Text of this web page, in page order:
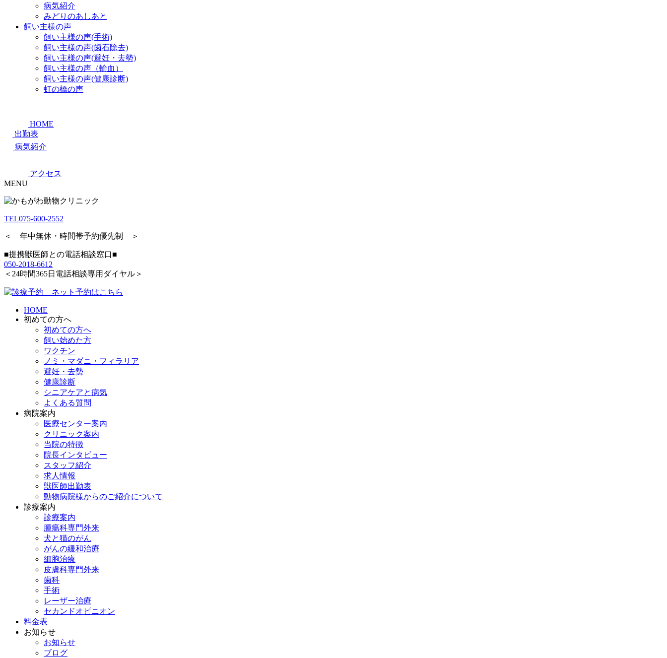
病気紹介
みどりのあしあと
飼い主様の声
飼い主様の声(手術)
飼い主様の声(歯石除去)
飼い主様の声(避妊・去勢)
飼い主様の声（輸血）
飼い主様の声(健康診断)
虹の橋の声
HOME
出勤表
病気紹介
アクセス
MENU
TEL075-600-2552
＜ 年中無休・時間帯予約優先制 ＞
■提携獣医師との電話相談窓口■
050-2018-6612
＜24時間365日電話相談専用ダイヤル＞
HOME
初めての方へ
初めての方へ
飼い始めた方
ワクチン
ノミ・マダニ・フィラリア
避妊・去勢
健康診断
シニアケアと病気
よくある質問
病院案内
医療センター案内
クリニック案内
当院の特徴
院長インタビュー
スタッフ紹介
求人情報
獣医師出勤表
動物病院様からのご紹介について
診療案内
診療案内
腫瘍科専門外来
犬と猫のがん
がんの緩和治療
細胞治療
皮膚科専門外来
歯科
手術
レーザー治療
セカンドオピニオン
料金表
お知らせ
お知らせ
ブログ